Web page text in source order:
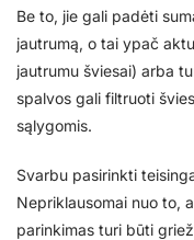
Be to, jie gali padėti
jautrumą, o tai ypač
jautrumu šviesai) arba
spalvos gali filtruoti
sąlygomis.
Svarbu pasirinkti
Nepriklausomai nuo to,
parinkimas turi būti